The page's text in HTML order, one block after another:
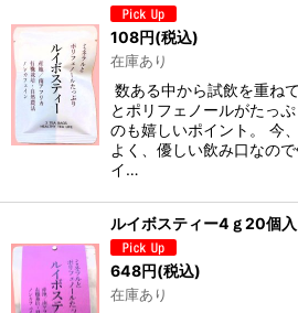
108円(税込)
在庫あり
数ある中から試飲を重ね
とポリフェノールがたっ
のも嬉しいポイント。 今
よく、優しい飲み口なの
イ…
ルイボスティー4ｇ20個入
648円(税込)
在庫あり